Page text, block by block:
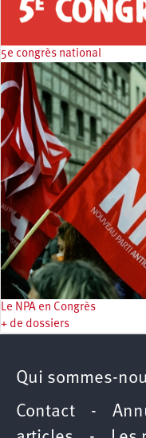
5e congrès national
Le NPA en Congrès
+ de dossiers
Qui sommes-
Contact -